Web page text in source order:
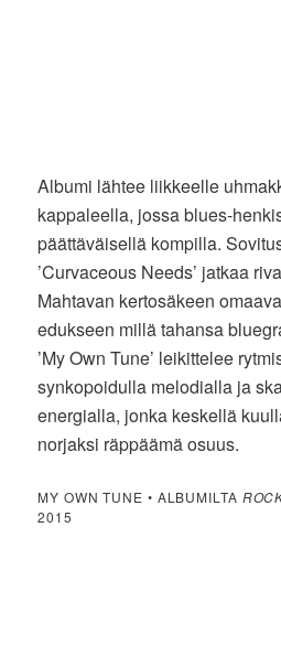
Albumi lähtee liikkeelle
kappaleella, jossa blues-
päättäväisellä kompilla.
’Curvaceous Needs’ jatkaa
Mahtavan kertosäkeen
edukseen millä tahansa
’My Own Tune’ leikittelee
synkopoidulla melodialla ja
energialla, jonka keskellä
norjaksi räppäämä osuus.
MY OWN TUNE • ALBUMILTA
2015